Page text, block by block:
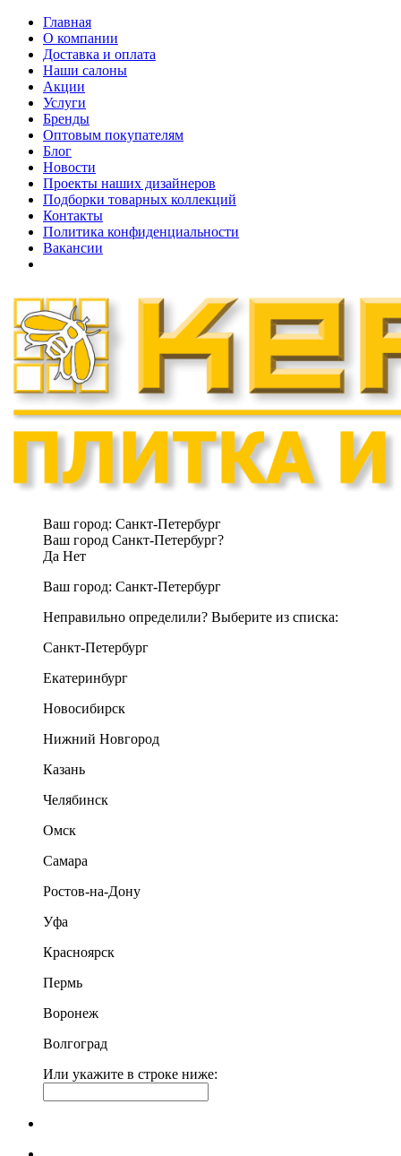
Главная
О компании
Доставка и оплата
Наши cалоны
Акции
Услуги
Бренды
Оптовым покупателям
Блог
Новости
Проекты наших дизайнеров
Подборки товарных коллекций
Контакты
Политика конфиденциальности
Вакансии
Ваш город: Санкт-Петербург
Ваш город Санкт-Петербург?
Да Нет
Ваш город: Санкт-Петербург
Неправильно определили? Выберите из списка:
Санкт-Петербург
Екатеринбург
Новосибирск
Нижний Новгород
Казань
Челябинск
Омск
Самара
Ростов-на-Дону
Уфа
Красноярск
Пермь
Воронеж
Волгоград
Или укажите в строке ниже: